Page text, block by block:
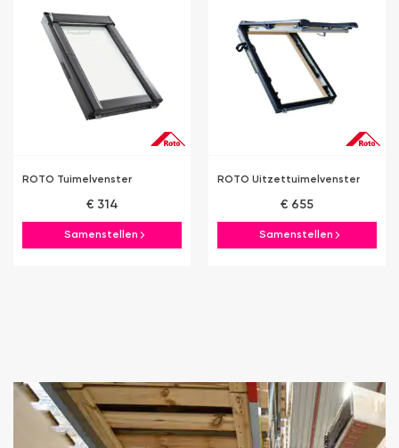
ROTO Tuimelvenster
€ 314
Samenstellen
ROTO Uitzettuimelvenster
€ 655
Samenstellen